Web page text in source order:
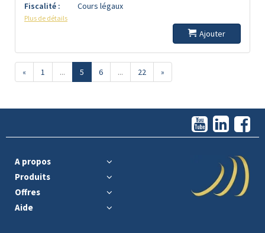
Fiscalité :
Cours légaux
Plus de détails
Ajouter
« 1 ... 5 6 ... 22 »
A propos
Produits
Offres
Aide